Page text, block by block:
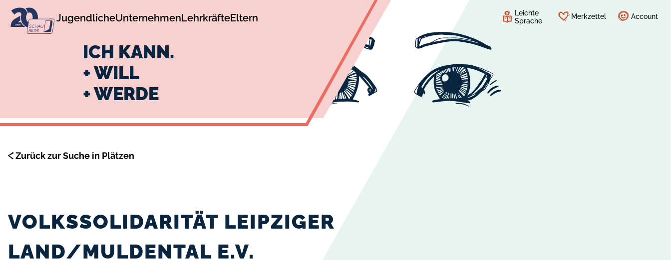
Navigation
zum
Inhalt
JugendlicheUnternehmenLehrkräfteEltern
Leichte
Sprache
Merkzettel Account
ICH KANN.
+ WILL
+ WERDE
Zurück zur Suche in Plätzen
VOLKSSOLIDARITÄT LEIPZIGER
LAND/MULDENTAL E.V.